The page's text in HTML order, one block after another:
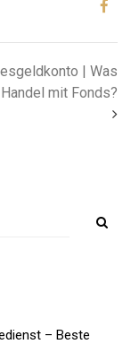
| Was
mit Fonds?
– Beste